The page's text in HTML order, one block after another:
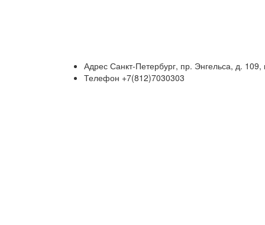
Адрес Санкт-Петербург, пр. Энгельса, д. 109,
Телефон +7(812)7030303